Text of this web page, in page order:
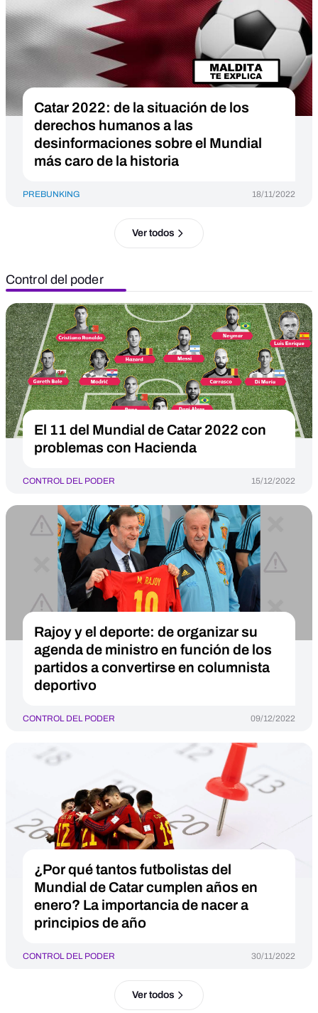
Catar 2022: de la situación de los
derechos humanos a las
desinformaciones sobre el Mundial
más caro de la historia
PREBUNKING 18/11/2022
Ver todos
Control del poder
El 11 del Mundial de Catar 2022 con
problemas con Hacienda
CONTROL DEL PODER 15/12/2022
Rajoy y el deporte: de organizar su
agenda de ministro en función de los
partidos a convertirse en columnista
deportivo
CONTROL DEL PODER 09/12/2022
¿Por qué tantos futbolistas del
Mundial de Catar cumplen años en
enero? La importancia de nacer a
principios de año
CONTROL DEL PODER 30/11/2022
Ver todos